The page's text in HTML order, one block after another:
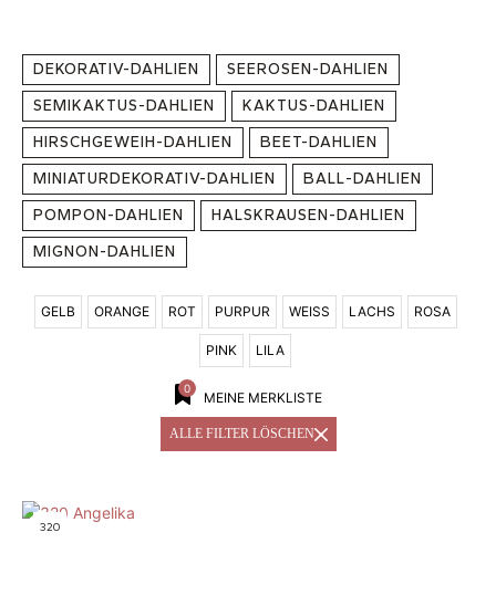
DEKORATIV-DAHLIEN
SEEROSEN-DAHLIEN
SEMIKAKTUS-DAHLIEN
KAKTUS-DAHLIEN
HIRSCHGEWEIH-DAHLIEN
BEET-DAHLIEN
MINIATURDEKORATIV-DAHLIEN
BALL-DAHLIEN
POMPON-DAHLIEN
HALSKRAUSEN-DAHLIEN
MIGNON-DAHLIEN
GELB ORANGE ROT PURPUR WEISS LACHS ROSA
PINK LILA
0
MEINE MERKLISTE
ALLE FILTER LÖSCHEN
320